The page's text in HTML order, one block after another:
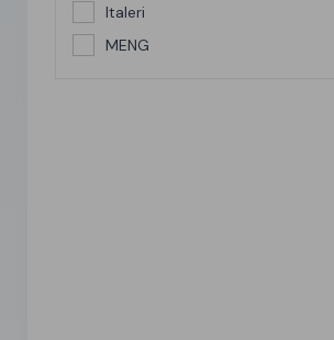
Italeri
MENG